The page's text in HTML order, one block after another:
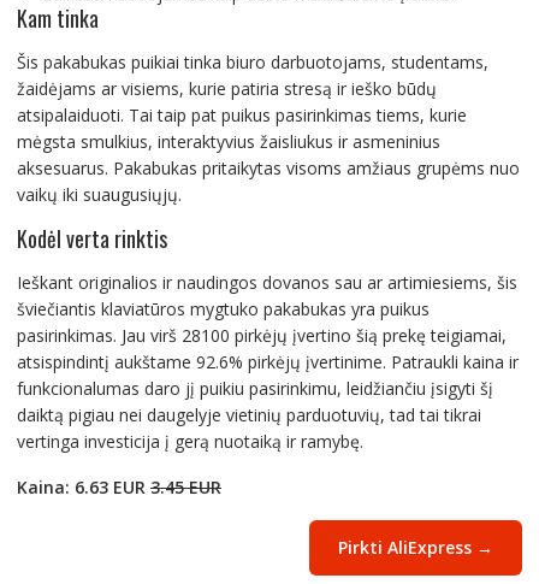
Kam tinka
Šis pakabukas puikiai tinka biuro darbuotojams, studentams,
žaidėjams ar visiems, kurie patiria stresą ir ieško būdų
atsipalaiduoti. Tai taip pat puikus pasirinkimas tiems, kurie
mėgsta smulkius, interaktyvius žaisliukus ir asmeninius
aksesuarus. Pakabukas pritaikytas visoms amžiaus grupėms nuo
vaikų iki suaugusiųjų.
Kodėl verta rinktis
Ieškant originalios ir naudingos dovanos sau ar artimiesiems, šis
šviečiantis klaviatūros mygtuko pakabukas yra puikus
pasirinkimas. Jau virš 28100 pirkėjų įvertino šią prekę teigiamai,
atsispindintį aukštame 92.6% pirkėjų įvertinime. Patraukli kaina ir
funkcionalumas daro jį puikiu pasirinkimu, leidžiančiu įsigyti šį
daiktą pigiau nei daugelyje vietinių parduotuvių, tad tai tikrai
vertinga investicija į gerą nuotaiką ir ramybę.
Kaina: 6.63 EUR 3.45 EUR
Pirkti AliExpress →